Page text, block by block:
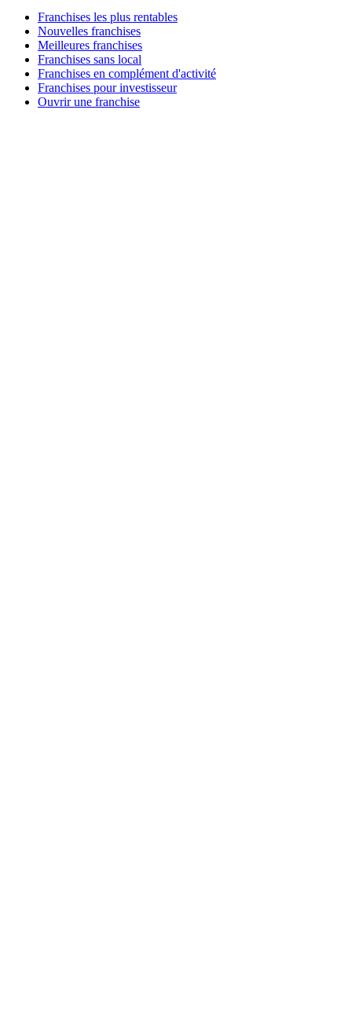
Franchises les plus rentables
Nouvelles franchises
Meilleures franchises
Franchises sans local
Franchises en complément d'activité
Franchises pour investisseur
Ouvrir une franchise